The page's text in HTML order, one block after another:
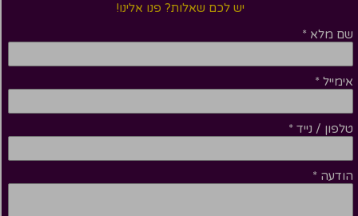
יש לכם שאלות? פנו אלינו!
שם מלא *
אימייל *
טלפון / נייד *
הודעה *